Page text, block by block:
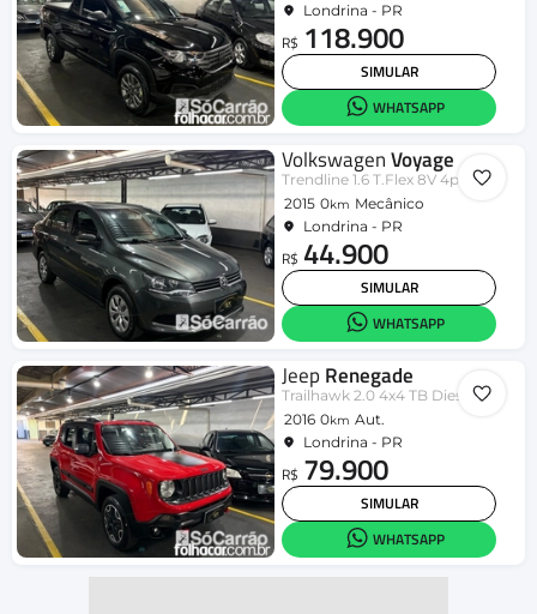
Londrina - PR
R$ 118.900
SIMULAR
WHATSAPP
VolkswagenVoyage
Trendline 1.6 T.Flex 8V 4p
2015 0km Mecânico
Londrina - PR
R$ 44.900
SIMULAR
WHATSAPP
Jeep Renegade
Trailhawk 2.0 4x4 TB Diesel Aut
2016 0km Aut.
Londrina - PR
R$ 79.900
SIMULAR
WHATSAPP